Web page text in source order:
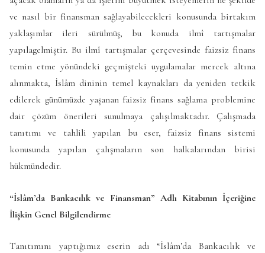
ve nasıl bir finansman sağlayabilecekleri konusunda birtakım
yaklaşımlar ileri sürülmüş, bu konuda ilmî tartışmalar
yapılagelmiştir. Bu ilmî tartışmalar çerçevesinde faizsiz finans
temin etme yönündeki geçmişteki uygulamalar mercek altına
alınmakta, İslâm dininin temel kaynakları da yeniden tetkik
edilerek günümüzde yaşanan faizsiz finans sağlama problemine
dair çözüm önerileri sunulmaya çalışılmaktadır. Çalışmada
tanıtımı ve tahlili yapılan bu eser, faizsiz finans sistemi
konusunda yapılan çalışmaların son halkalarından birisi
hükmündedir.
“İslâm’da Bankacılık ve Finansman” Adlı Kitabının İçeriğine
İlişkin Genel Bilgilendirme
Tanıtımını yaptığımız eserin adı “İslâm’da Bankacılık ve